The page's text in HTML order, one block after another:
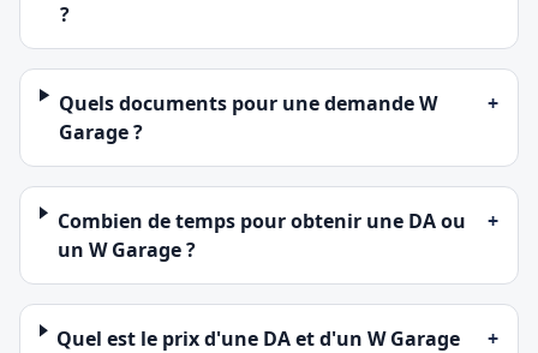
?
Quels documents pour une demande W
Garage ?
+
Combien de temps pour obtenir une DA ou
un W Garage ?
+
Quel est le prix d'une DA et d'un W Garage
+